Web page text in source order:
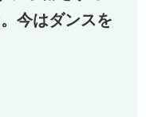
今はダンスを